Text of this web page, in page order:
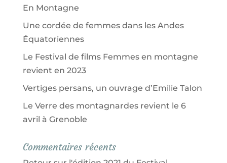
En Montagne
Une cordée de femmes dans les Andes
Équatoriennes
Le Festival de films Femmes en montagne
revient en 2023
Vertiges persans, un ouvrage d’Emilie Talon
Le Verre des montagnardes revient le 6
avril à Grenoble
Commentaires récents